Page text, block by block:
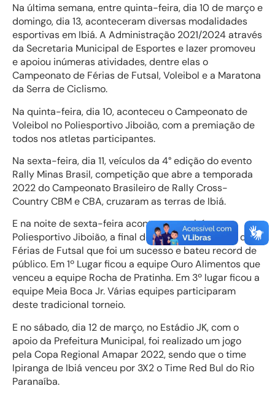
Na última semana, entre quinta-feira, dia 10 de março e
domingo, dia 13, aconteceram diversas modalidades
esportivas em Ibiá. A Administração 2021/2024 através
da Secretaria Municipal de Esportes e lazer promoveu
e apoiou inúmeras atividades, dentre elas o
Campeonato de Férias de Futsal, Voleibol e a Maratona
da Serra de Ciclismo.
Na quinta-feira, dia 10, aconteceu o Campeonato de
Voleibol no Poliesportivo Jiboião, com a premiação de
todos nos atletas participantes.
Na sexta-feira, dia 11, veículos da 4° edição do evento
Rally Minas Brasil, competição que abre a temporada
2022 do Campeonato Brasileiro de Rally Cross-
Country CBM e CBA, cruzaram as terras de Ibiá.
E na noite de sexta-feira aconteceu também, no
Poliesportivo Jiboião, a final do tradicional Torneio de
Férias de Futsal que foi um sucesso e bateu record de
público. Em 1º Lugar ficou a equipe Ouro Alimentos que
venceu a equipe Rocha de Pratinha. Em 3º lugar ficou a
equipe Meia Boca Jr. Várias equipes participaram
deste tradicional torneio.
E no sábado, dia 12 de março, no Estádio JK, com o
apoio da Prefeitura Municipal, foi realizado um jogo
pela Copa Regional Amapar 2022, sendo que o time
Ipiranga de Ibiá venceu por 3X2 o Time Red Bul do Rio
Paranaíba.